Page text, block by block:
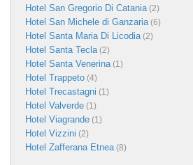
Hotel San Gregorio Di Catania(2)
Hotel San Michele di Ganzaria(6)
Hotel Santa Maria Di Licodia(2)
Hotel Santa Tecla(2)
Hotel Santa Venerina(1)
Hotel Trappeto (4)
Hotel Trecastagni (1)
Hotel Valverde (1)
Hotel Viagrande (1)
Hotel Vizzini (2)
Hotel Zafferana Etnea(8)